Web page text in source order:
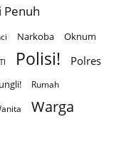
Penuh
Narkoba Oknum
Polisi!
Polres
Rumah
Warga